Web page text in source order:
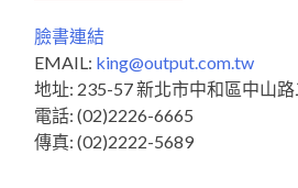
臉書連結
EMAIL: king@output.com.tw
地址: 235-57 新北市中和區中山
電話: (02)2226-6665
傳真: (02)2222-5689